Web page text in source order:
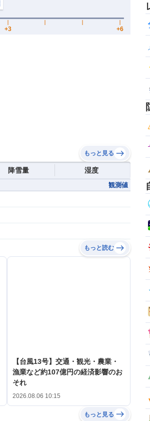
もっと見る
降雪量 湿度
観測値
もっと読む
【台風13号】交通・観光・農業・
漁業など約107億円の経済影響のお
それ
2026.08.06 10:15
もっと見る